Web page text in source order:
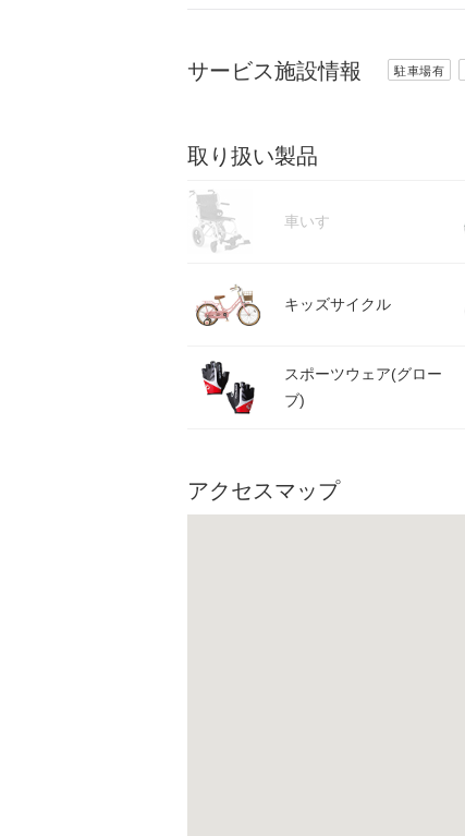
サービス施設情報 駐車場有
取り扱い製品
車いす
キッズサイクル
スポーツウェア(グロー
ブ)
アクセスマップ